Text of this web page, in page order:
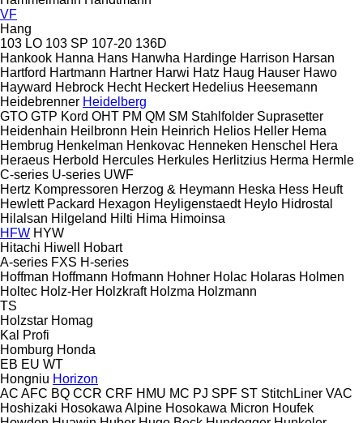
VF
Hang
103 LO 103 SP 107-20 136D
Hankook Hanna Hans Hanwha Hardinge Harrison Harsan
Hartford Hartmann Hartner Harwi Hatz Haug Hauser Hawo
Hayward Hebrock Hecht Heckert Hedelius Heesemann
Heidebrenner Heidelberg
GTO GTP Kord OHT PM QM SM Stahlfolder Suprasetter
Heidenhain Heilbronn Hein Heinrich Helios Heller Hema
Hembrug Henkelman Henkovac Henneken Henschel Hera
Heraeus Herbold Hercules Herkules Herlitzius Herma Hermle
C-series U-series UWF
Hertz Kompressoren Herzog & Heymann Heska Hess Heuft
Hewlett Packard Hexagon Heyligenstaedt Heylo Hidrostal
Hilalsan Hilgeland Hilti Hima Himoinsa
HFW HYW
Hitachi Hiwell
Hobart
A-series FXS H-series
Hoffman Hoffmann Hofmann Hohner Holac Holaras Holmen
Holtec Holz-Her Holzkraft Holzma Holzmann
TS
Holzstar Homag
Kal
Profi
Homburg Honda
EB EU WT
Hongniu Horizon
AC AFC BQ CCR CRF HMU MC PJ SPF ST StitchLiner VAC
Hoshizaki Hosokawa Alpine Hosokawa Micron Houfek